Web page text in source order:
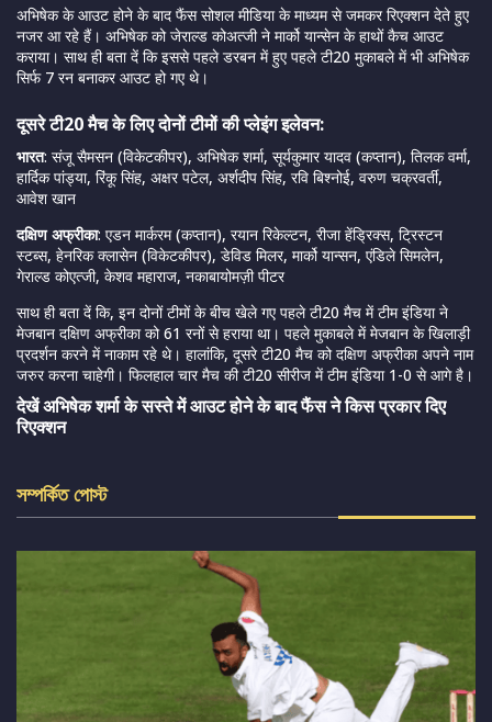
अभिषेक के आउट होने के बाद फैंस सोशल मीडिया के माध्यम से जमकर रिएक्शन देते हुए
नजर आ रहे हैं। अभिषेक को जेराल्ड कोअत्जी ने मार्को यान्सेन के हाथों कैच आउट
कराया। साथ ही बता दें कि इससे पहले डरबन में हुए पहले टी20 मुकाबले में भी अभिषेक
सिर्फ 7 रन बनाकर आउट हो गए थे।
दूसरे टी20 मैच के लिए दोनों टीमों की प्लेइंग इलेवन:
भारत: संजू सैमसन (विकेटकीपर), अभिषेक शर्मा, सूर्यकुमार यादव (कप्तान), तिलक वर्मा,
हार्दिक पांड्या, रिंकू सिंह, अक्षर पटेल, अर्शदीप सिंह, रवि बिश्नोई, वरुण चक्रवर्ती,
आवेश खान
दक्षिण अफ्रीका: एडन मार्करम (कप्तान), रयान रिकेल्टन, रीजा हेंड्रिक्स, ट्रिस्टन
स्टब्स, हेनरिक क्लासेन (विकेटकीपर), डेविड मिलर, मार्को यान्सन, एंडिले सिमलेन,
गेराल्ड कोएत्जी, केशव महाराज, नकाबायोमज़ी पीटर
साथ ही बता दें कि, इन दोनों टीमों के बीच खेले गए पहले टी20 मैच में टीम इंडिया ने
मेजबान दक्षिण अफ्रीका को 61 रनों से हराया था। पहले मुकाबले में मेजबान के खिलाड़ी
प्रदर्शन करने में नाकाम रहे थे। हालांकि, दूसरे टी20 मैच को दक्षिण अफ्रीका अपने नाम
जरुर करना चाहेगी। फिलहाल चार मैच की टी20 सीरीज में टीम इंडिया 1-0 से आगे है।
देखें अभिषेक शर्मा के सस्ते में आउट होने के बाद फैंस ने किस प्रकार दिए
रिएक्शन
সম্পর্কিত পোস্ট